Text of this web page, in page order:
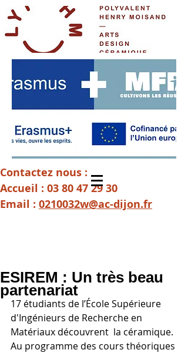
Contactez nous :
Accueil : 03 80 47 29 30
Email : 0210032w@ac-dijon.fr
ESIREM : Un très beau
partenariat
17 étudiants de l’École Supérieure
d'Ingénieurs de Recherche en
Matériaux découvrent  la céramique.
Au programme des cours théoriques